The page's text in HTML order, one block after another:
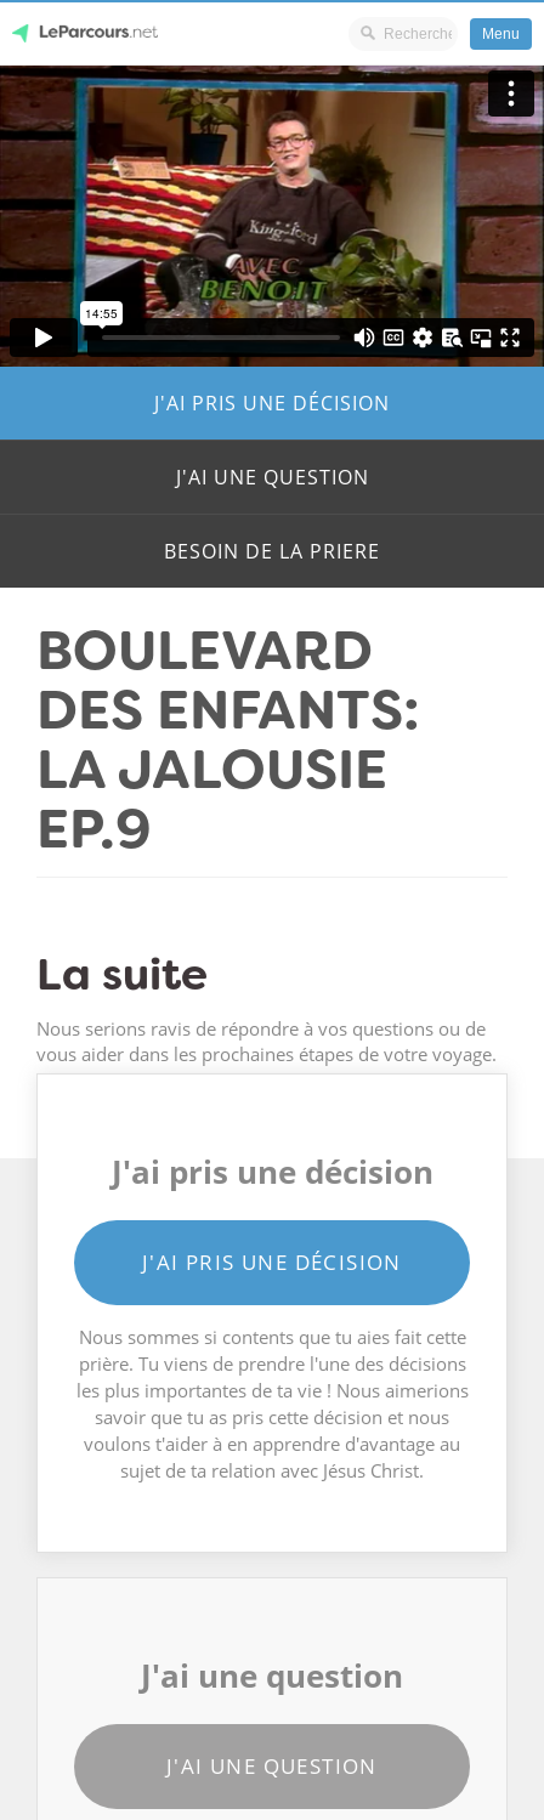
Skip
to
content
LeParcours.net
Menu
J'AI PRIS UNE DÉCISION
J'AI UNE QUESTION
BESOIN DE LA PRIERE
BOULEVARD
DES ENFANTS:
LA JALOUSIE
EP.9
La suite
Nous serions ravis de répondre à vos questions ou de
vous aider dans les prochaines étapes de votre voyage.
J'ai pris une décision
J'AI PRIS UNE DÉCISION
Nous sommes si contents que tu aies fait cette
prière. Tu viens de prendre l'une des décisions
les plus importantes de ta vie ! Nous aimerions
savoir que tu as pris cette décision et nous
voulons t'aider à en apprendre d'avantage au
sujet de ta relation avec Jésus Christ.
J'ai une question
J'AI UNE QUESTION